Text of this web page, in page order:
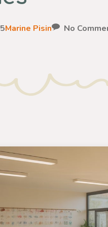
Marine Pisin No